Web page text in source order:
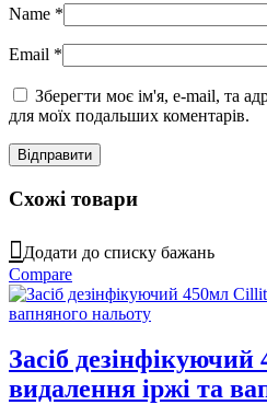
Name *
Email *
Зберегти моє ім'я, e-mail, та
для моїх подальших коментарів.
Схожі товари
Додати до списку бажань
Compare
Засіб
видалення іржі та